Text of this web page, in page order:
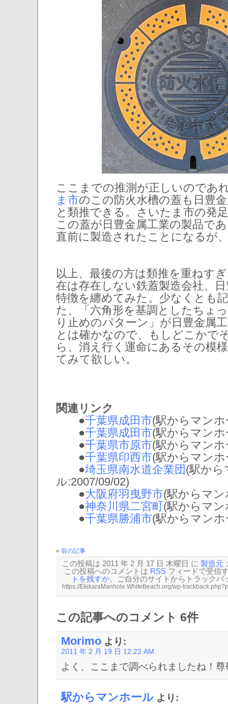
ここまでの推測が正しいのであ
ま市のこの防火水槽の蓋も日豊
と類推できる。さいたま市の発
この蓋が日豊金属工業の製品で
直前に製造されたことになるが
以上、最後の方は類推を重ねす
在は存在しない鉄蓋製造会社、
特徴を纏めてみた。少なくとも
た、「六角形を基調としたちょ
り止めのパターン」が日豊金属
とは確かなので、もしどこかで
ら、消え行く運命にあるその模
てみて欲しい。
関連リンク
●千葉県成田市(駅からマンホ
●千葉県成田市(駅からマンホ
●千葉県市原市(駅からマンホ
●千葉県印西市(駅からマンホ
●埼玉県南水道企業団 (駅から
ル:2007/09/02)
●大阪府羽曳野市(駅からマン
●神奈川県二宮町(駅からマン
●千葉県勝浦市(駅からマンホ
« 前の記事
この投稿は 2011 年 2 月 17 日 木曜日 に 製造元
この投稿へのコメントは RSS フィードで受信
トを残すか 、ご自分のサイトから トラックバ
この記事へのコメント 6件
Morimo より:
2011 年 2 月 19 日 12:22 AM
よく、ここまで調べられましたね！
駅からマンホール より: